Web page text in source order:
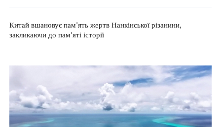
Китай вшановує пам'ять жертв Нанкінської різанини,
закликаючи до пам'яті історії